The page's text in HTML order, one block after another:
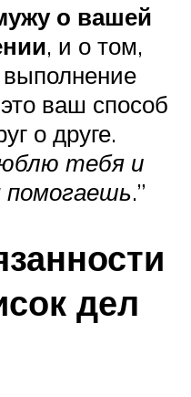
о вашей
, и о том,
ваш способ
о друге.
тебя и
.”
дел